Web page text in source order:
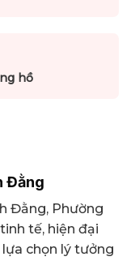
hồ
Đằng
Đằng, Phường
tế, hiện đại
chọn lý tưởng